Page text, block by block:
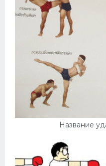
Название